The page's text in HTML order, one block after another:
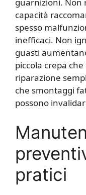
capacità
spesso
inefficaci. Non
guasti
piccola crepa
riparazione
che smontaggi
possono
pratici